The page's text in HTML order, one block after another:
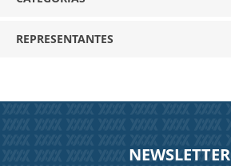
REPRESENTANTES
NEWSLETTER